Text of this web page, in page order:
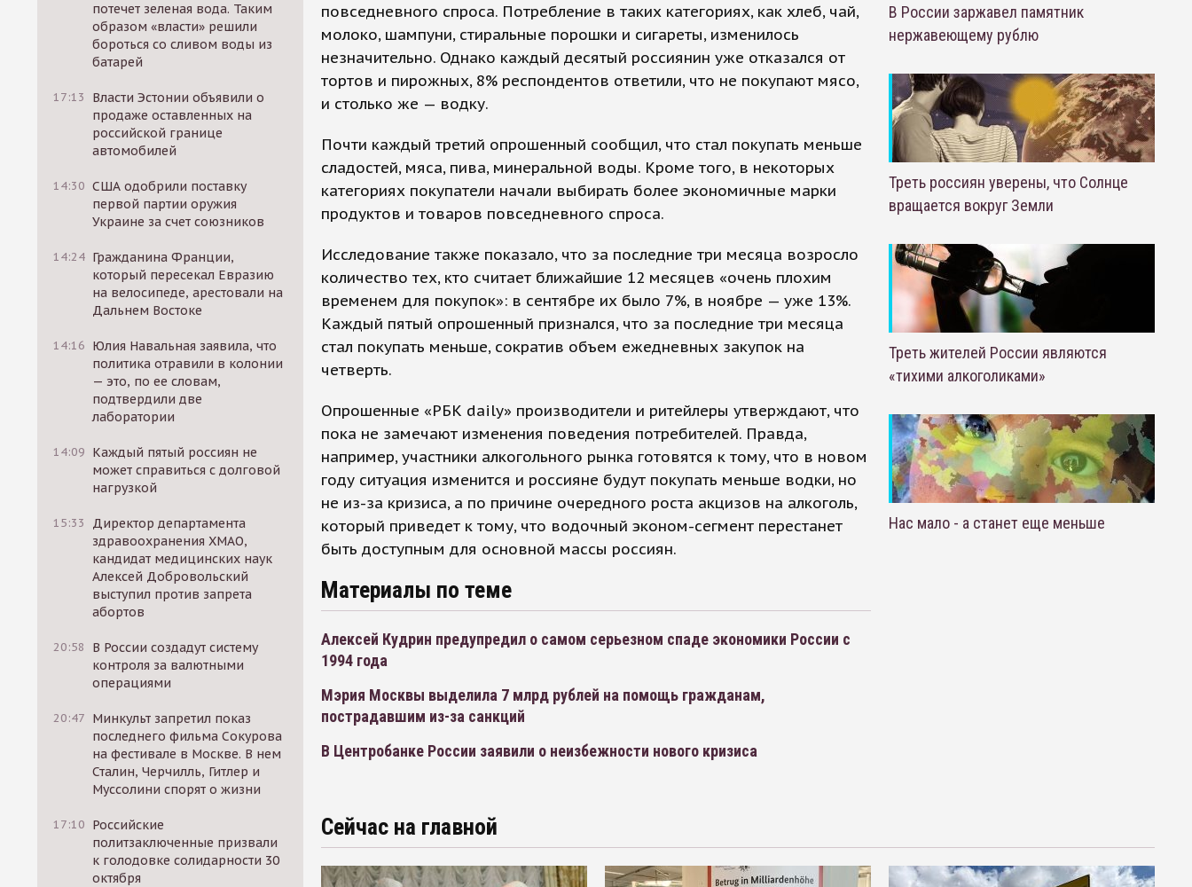
потечет зеленая вода. Таким
образом «власти» решили
бороться со сливом воды из
батарей
17:13
Власти Эстонии объявили о
продаже оставленных на
российской границе
автомобилей
14:30 США одобрили поставку
первой партии оружия
Украине за счет союзников
14:24 Гражданина Франции,
который пересекал Евразию
на велосипеде, арестовали на
Дальнем Востоке
14:16 Юлия Навальная заявила, что
политика отравили в колонии
— это, по ее словам,
подтвердили две
лаборатории
14:09 Каждый пятый россиян не
может справиться с долговой
нагрузкой
15:33
Директор департамента
здравоохранения ХМАО,
кандидат медицинских наук
Алексей Добровольский
выступил против запрета
абортов
20:58
В России создадут систему
контроля за валютными
операциями
20:47 Минкульт запретил показ
последнего фильма Сокурова
на фестивале в Москве. В нем
Сталин, Черчилль, Гитлер и
Муссолини спорят о жизни
17:10 Российские
политзаключенные призвали
к голодовке солидарности 30
октября
повседневного спроса. Потребление в таких категориях, как хлеб, чай,
молоко, шампуни, стиральные порошки и сигареты, изменилось
незначительно. Однако каждый десятый россиянин уже отказался от
тортов и пирожных, 8% респондентов ответили, что не покупают мясо,
и столько же — водку.
Почти каждый третий опрошенный сообщил, что стал покупать меньше
сладостей, мяса, пива, минеральной воды. Кроме того, в некоторых
категориях покупатели начали выбирать более экономичные марки
продуктов и товаров повседневного спроса.
Исследование также показало, что за последние три месяца возросло
количество тех, кто считает ближайшие 12 месяцев «очень плохим
временем для покупок»: в сентябре их было 7%, в ноябре — уже 13%.
Каждый пятый опрошенный признался, что за последние три месяца
стал покупать меньше, сократив объем ежедневных закупок на
четверть.
Опрошенные «РБК daily» производители и ритейлеры утверждают, что
пока не замечают изменения поведения потребителей. Правда,
например, участники алкогольного рынка готовятся к тому, что в новом
году ситуация изменится и россияне будут покупать меньше водки, но
не из-за кризиса, а по причине очередного роста акцизов на алкоголь,
который приведет к тому, что водочный эконом-сегмент перестанет
быть доступным для основной массы россиян.
Материалы по теме
Алексей Кудрин предупредил о самом серьезном спаде экономики России с
1994 года
Мэрия Москвы выделила 7 млрд рублей на помощь гражданам,
пострадавшим из-за санкций
В Центробанке России заявили о неизбежности нового кризиса
В России заржавел памятник
нержавеющему рублю
Треть россиян уверены, что Солнце
вращается вокруг Земли
Треть жителей России являются
«тихими алкоголиками»
Нас мало - а станет еще меньше
Сейчас на главной